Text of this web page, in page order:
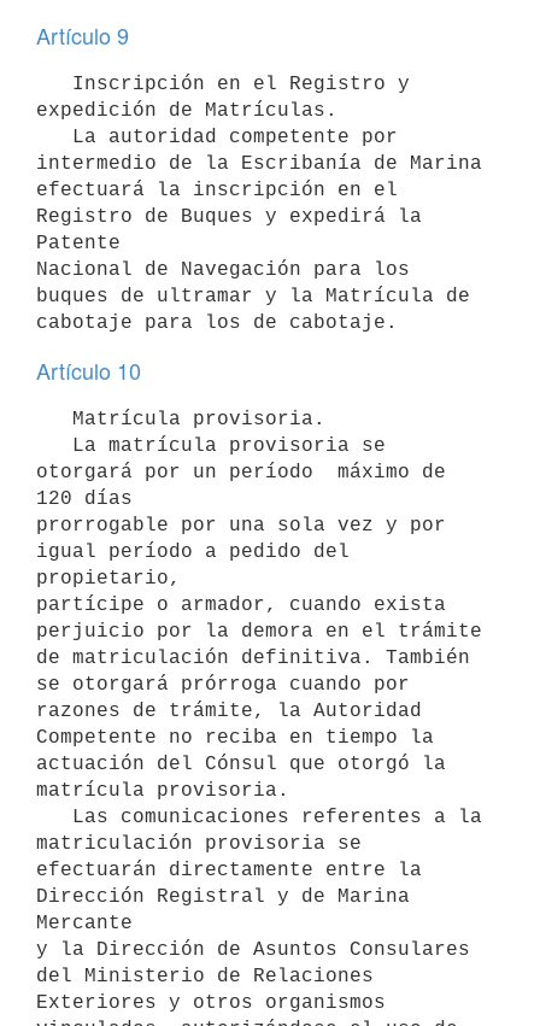
Artículo 9
expedición de Matrículas.
intermedio de la Escribanía de Marina
efectuará la inscripción en el
Registro de Buques y expedirá la
Patente
Nacional de Navegación para los
buques de ultramar y la Matrícula de
Artículo 10
otorgará por un período  máximo de
120 días
prorrogable por una sola vez y por
igual período a pedido del
propietario,
partícipe o armador, cuando exista
perjuicio por la demora en el trámite
de matriculación definitiva. También
se otorgará prórroga cuando por
razones de trámite, la Autoridad
Competente no reciba en tiempo la
actuación del Cónsul que otorgó la
matrícula provisoria.
matriculación provisoria se
efectuarán directamente entre la
Dirección Registral y de Marina
Mercante
y la Dirección de Asuntos Consulares
del Ministerio de Relaciones
Exteriores y otros organismos